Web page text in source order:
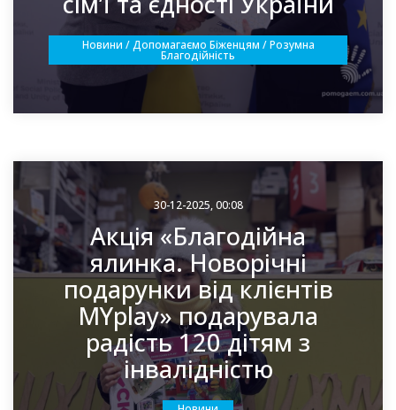
Новини / Допомагаємо Біженцям / Розумна
Благодійність
30-12-2025, 00:08
Акція «Благодійна
ялинка. Новорічні
подарунки від клієнтів
MYplay» подарувала
радість 120 дітям з
інвалідністю